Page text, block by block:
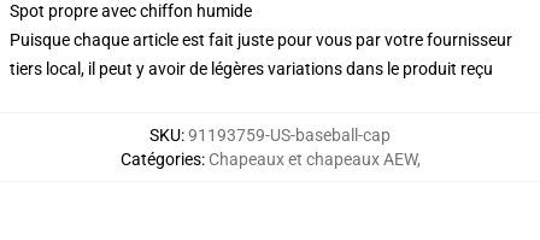
Spot propre avec chiffon humide
Puisque chaque article est fait juste pour vous par votre fournisseur
tiers local, il peut y avoir de légères variations dans le produit reçu
SKU:91193759-US-baseball-cap
Catégories: Chapeaux et chapeaux AEW,